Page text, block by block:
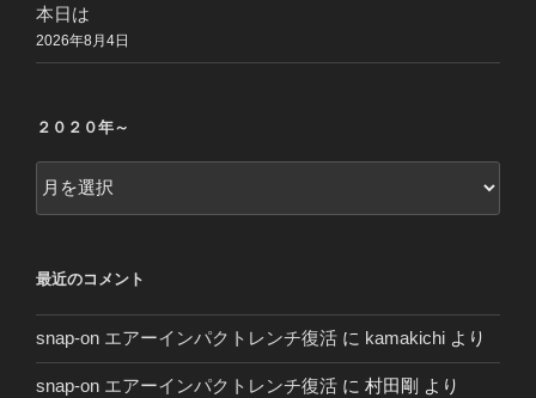
本日は
2026年8月4日
２０２０年～
０
年
～
最近のコメント
snap-on エアーインパクトレンチ復活 に kamakichi より
snap-on エアーインパクトレンチ復活 に 村田剛 より